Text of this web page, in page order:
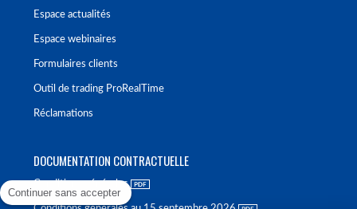
Espace actualités
Espace webinaires
Formulaires clients
Outil de trading ProRealTime
Réclamations
DOCUMENTATION CONTRACTUELLE
Conditions générales
Continuer sans accepter